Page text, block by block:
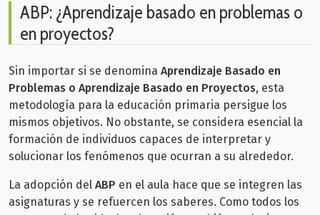
ABP: ¿Aprendizaje basado en problemas o
en proyectos?
Sin importar si se denomina Aprendizaje Basado en
Problemas o Aprendizaje Basado en Proyectos, esta
metodología para la educación primaria persigue los
mismos objetivos. No obstante, se considera esencial la
formación de individuos capaces de interpretar y
solucionar los fenómenos que ocurran a su alrededor.
La adopción del ABP en el aula hace que se integren las
asignaturas y se refuercen los saberes. Como todos los